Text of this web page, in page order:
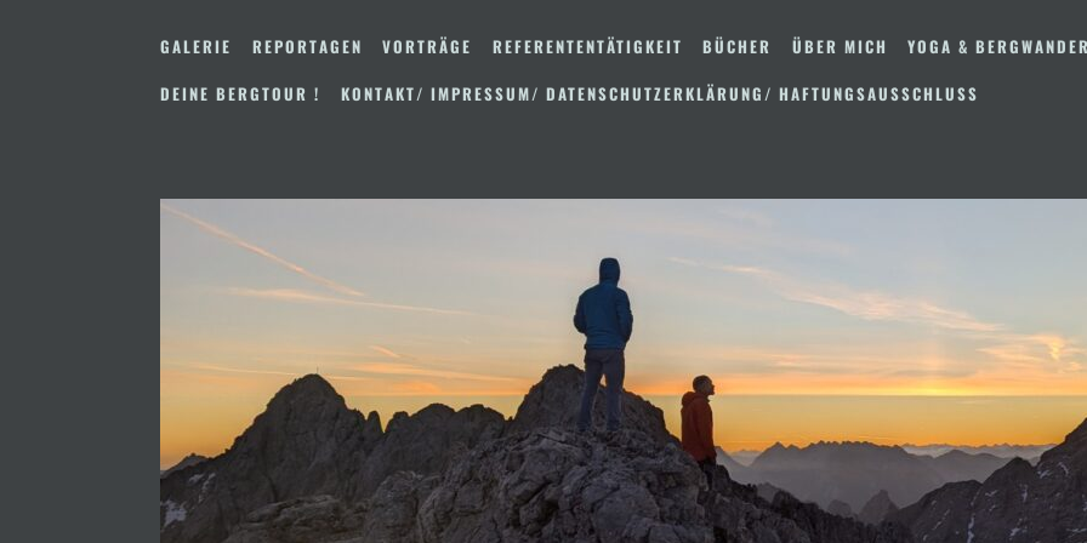
Inhalt
GALERIE REPORTAGEN VORTRÄGE REFERENTENTÄTIGKEIT BÜCHER ÜBER MICH
YOGA &
DEINE BERGTOUR !
KONTAKT/ IMPRESSUM/ DATENSCHUTZERKLÄRUNG/ HAFTUNGSAUSSCHLUSS